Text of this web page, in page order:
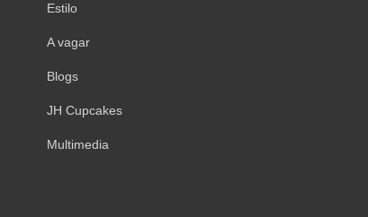
Estilo
A vagar
Blogs
JH Cupcakes
Multimedia